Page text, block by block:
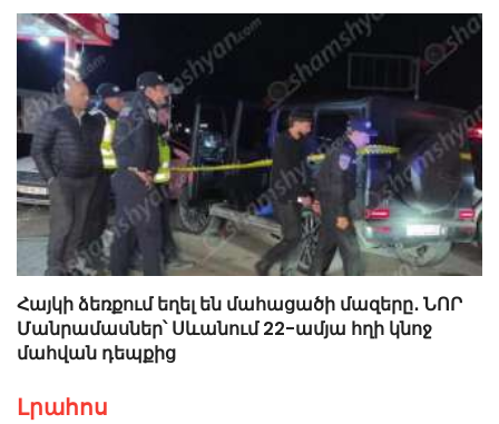
Հայկի ձեռքում եղել են մահացածի մազերը․ ՆՈՐ
Մանրամասներ՝ Սևանում 22-ամյա հղի կնոջ
մահվան դեպքից
Լրահոս